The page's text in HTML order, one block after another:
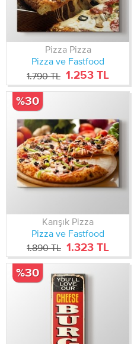
Pizza Pizza
Pizza ve Fastfood
1.790 TL 1.253 TL
Karışık Pizza
Pizza ve Fastfood
1.890 TL 1.323 TL
%30
%30